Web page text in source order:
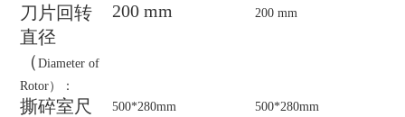
刀片回转
直径
（ Diameter of
Rotor）：
200 mm 200mm
撕碎室尺
500*280mm 500*280mm